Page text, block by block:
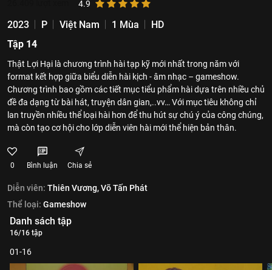
4.9
2023 P Việt Nam 1 Mùa
HD
Tập 14
Thật Lợi Hại là chương trình hài tạp kỹ mới nhất trong năm với
format kết hợp giữa biểu diễn hài kịch - âm nhạc – gameshow.
Chương trình bao gồm các tiết mục tiểu phẩm hài dựa trên nhiều chủ
đề đa dạng từ bài hát, truyện dân gian,..vv… Với mục tiêu không chỉ
lan truyền nhiều thể loại hài hơn để thu hút sự chú ý của công chúng,
mà còn tạo cơ hội cho lớp diễn viên hài mới thể hiện bản thân.
0 Bình luận Chia sẻ
Diễn viên: Thiên Vương,Võ Tấn Phát
Thể loại: Gameshow
Danh sách tập
16/16 tập
01-16